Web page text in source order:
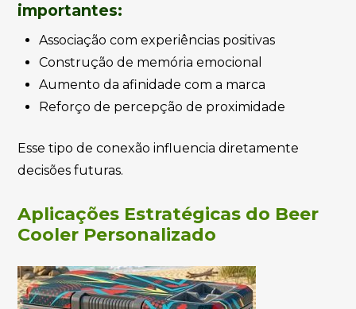
importantes:
Associação com experiências positivas
Construção de memória emocional
Aumento da afinidade com a marca
Reforço de percepção de proximidade
Esse tipo de conexão influencia diretamente
decisões futuras.
Aplicações Estratégicas do Beer
Cooler Personalizado